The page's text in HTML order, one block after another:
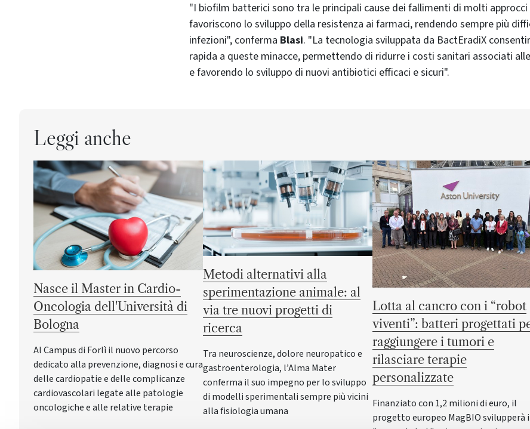
"I biofilm batterici sono tra le principali cause dei fallimenti di molti
favoriscono lo sviluppo della resistenza ai farmaci, rendendo sempre più
infezioni", conferma Blasi. "La tecnologia sviluppata da BactEradiX
rapida a queste minacce, permettendo di ridurre i costi sanitari associati
e favorendo lo sviluppo di nuovi antibiotici efficaci e sicuri".
Leggi anche
Nasce il Master in Cardio-
Oncologia dell'Università di
Bologna
Al Campus di Forlì il nuovo percorso
dedicato alla prevenzione, diagnosi e cura
delle cardiopatie e delle complicanze
cardiovascolari legate alle patologie
oncologiche e alle relative terapie
Metodi alternativi alla
sperimentazione animale: al
via tre nuovi progetti di
ricerca
Tra neuroscienze, dolore neuropatico e
gastroenterologia, l’Alma Mater
conferma il suo impegno per lo sviluppo
di modelli sperimentali sempre più vicini
alla fisiologia umana
Lotta al cancro con i “robot
viventi”: batteri progettati
raggiungere i tumori e
rilasciare terapie
personalizzate
Finanziato con 1,2 milioni di euro, il
progetto europeo MagBIO svilupperà i